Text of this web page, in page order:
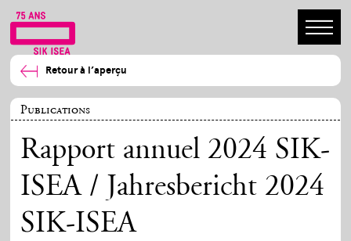
Retour à l’aperçu
Publications
Rapport annuel 2024 SIK-
ISEA / Jahresbericht 2024
SIK-ISEA